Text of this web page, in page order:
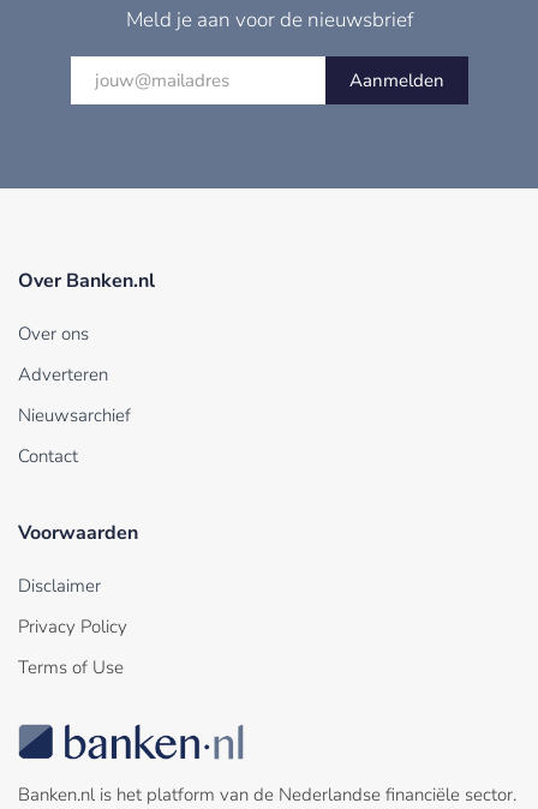
Meld je aan voor de nieuwsbrief
Aanmelden
Over Banken.nl
Over ons
Adverteren
Nieuwsarchief
Contact
Voorwaarden
Disclaimer
Privacy Policy
Terms of Use
Banken.nl is het platform van de Nederlandse financiële sector.